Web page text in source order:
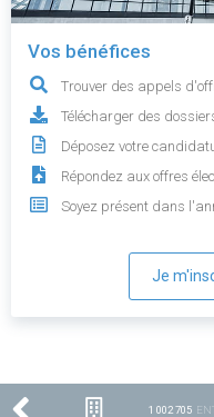
Vos bénéfices
Trouver des appels
Télécharger des
Déposez votre
Répondez aux offres
Soyez présent dans
Je
1 002 705